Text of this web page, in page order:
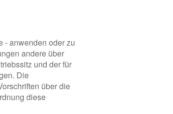
- anwenden oder zu
andere über
und der für
Die
über die
diese